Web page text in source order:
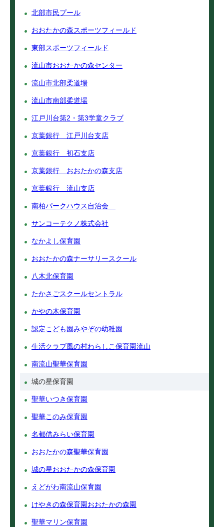
北部市民プール
おおたかの森スポーツフィールド
東部スポーツフィールド
流山市おおたかの森センター
流山市北部柔道場
流山市南部柔道場
江戸川台第2・第3学童クラブ
京葉銀行 江戸川台支店
京葉銀行 初石支店
京葉銀行 おおたかの森支店
京葉銀行 流山支店
南柏パークハウス自治会
サンコーテクノ株式会社
なかよし保育園
おおたかの森ナーサリースクール
八木北保育園
たかさごスクールセントラル
かやの木保育園
認定こども園みやぞの幼稚園
生活クラブ風の村わらしこ保育園流山
南流山聖華保育園
城の星保育園
聖華いつき保育園
聖華このみ保育園
名都借みらい保育園
おおたかの森聖華保育園
城の星おおたかの森保育園
えどがわ南流山保育園
けやきの森保育園おおたかの森園
聖華マリン保育園